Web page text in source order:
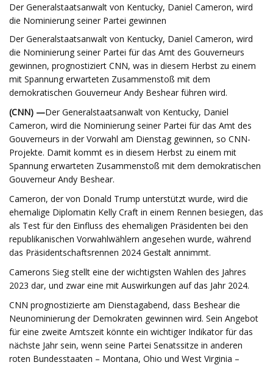
Der Generalstaatsanwalt von Kentucky, Daniel Cameron, wird
die Nominierung seiner Partei gewinnen
Der Generalstaatsanwalt von Kentucky, Daniel Cameron, wird
die Nominierung seiner Partei für das Amt des Gouverneurs
gewinnen, prognostiziert CNN, was in diesem Herbst zu einem
mit Spannung erwarteten Zusammenstoß mit dem
demokratischen Gouverneur Andy Beshear führen wird.
(CNN) —Der Generalstaatsanwalt von Kentucky, Daniel
Cameron, wird die Nominierung seiner Partei für das Amt des
Gouverneurs in der Vorwahl am Dienstag gewinnen, so CNN-
Projekte. Damit kommt es in diesem Herbst zu einem mit
Spannung erwarteten Zusammenstoß mit dem demokratischen
Gouverneur Andy Beshear.
Cameron, der von Donald Trump unterstützt wurde, wird die
ehemalige Diplomatin Kelly Craft in einem Rennen besiegen, das
als Test für den Einfluss des ehemaligen Präsidenten bei den
republikanischen Vorwahlwählern angesehen wurde, während
das Präsidentschaftsrennen 2024 Gestalt annimmt.
Camerons Sieg stellt eine der wichtigsten Wahlen des Jahres
2023 dar, und zwar eine mit Auswirkungen auf das Jahr 2024.
CNN prognostizierte am Dienstagabend, dass Beshear die
Neunominierung der Demokraten gewinnen wird. Sein Angebot
für eine zweite Amtszeit könnte ein wichtiger Indikator für das
nächste Jahr sein, wenn seine Partei Senatssitze in anderen
roten Bundesstaaten – Montana, Ohio und West Virginia –